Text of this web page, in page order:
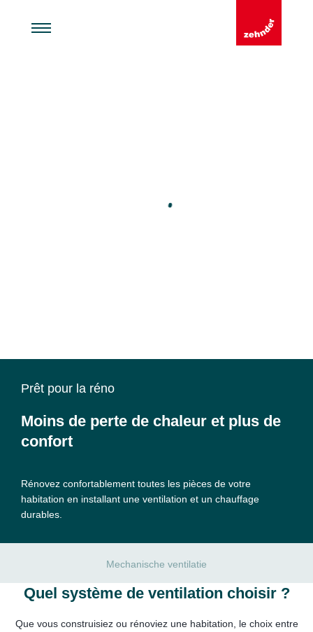
Prêt pour la réno
Moins de perte de chaleur et plus de
confort
Rénovez confortablement toutes les pièces de votre
habitation en installant une ventilation et un chauffage
durables.
Mechanische ventilatie
Quel système de ventilation choisir ?
Que vous construisiez ou rénoviez une habitation, le choix entre